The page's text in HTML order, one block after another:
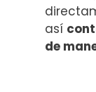
así
de